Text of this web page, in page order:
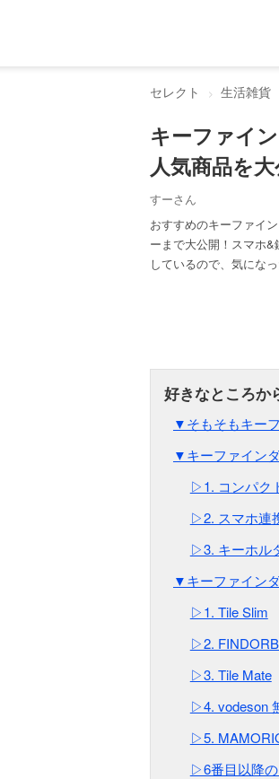
セレクト 生活雑貨
キーファイ
人気商品を
すーさん
おすすめのキーファイ
ーまで大公開！スマホ
しているので、気にな
▼そもそもキー
▼キーファイン
▷1. コンパク
▷2. スマホ連
▷3. キーホル
▼キーファイン
▷1. Tile Slim
▷2.
▷3. Tile Mate
▷4. vodeson
▷5.
▷6番目以降